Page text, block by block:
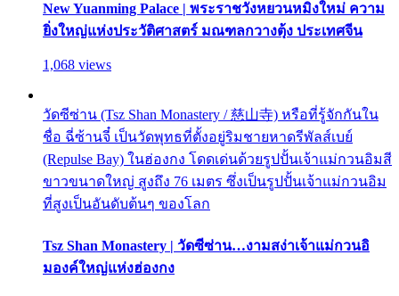
New Yuanming Palace | พระราชวังหยวนหมิงใหม่ ความ
ยิ่งใหญ่แห่งประวัติศาสตร์ มณฑลกวางตุ้ง ประเทศจีน
1,068 views
วัดซีซ่าน (Tsz Shan Monastery / 慈山寺) หรือที่รู้จักกันใน
ชื่อ ฉี่ซ้านจี๋ เป็นวัดพุทธที่ตั้งอยู่ริมชายหาดรีพัลส์เบย์
(Repulse Bay) ในฮ่องกง โดดเด่นด้วยรูปปั้นเจ้าแม่กวนอิมสี
ขาวขนาดใหญ่ สูงถึง 76 เมตร ซึ่งเป็นรูปปั้นเจ้าแม่กวนอิม
ที่สูงเป็นอันดับต้นๆ ของโลก
Tsz Shan Monastery | วัดซีซ่าน…งามสง่าเจ้าแม่กวนอิ
มองค์ใหญ่แห่งฮ่องกง